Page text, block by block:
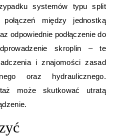
systemów typu split
między jednostką
odpowiednie podłączenie do
skroplin – te
i znajomości zasad
oraz hydraulicznego.
może skutkować utratą